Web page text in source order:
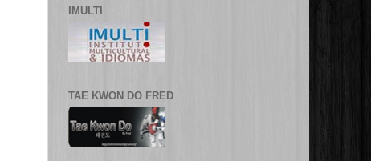
IMULTI
TAE KWON DO FRED